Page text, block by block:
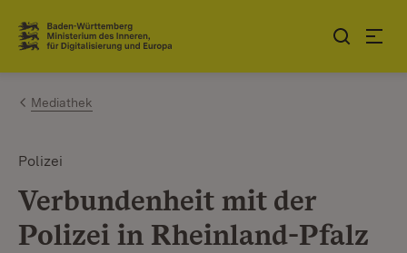
Zum Inhalt springen
Link zur Startseite
Mediathek
Polizei
Verbundenheit mit der
Polizei in Rheinland-Pfalz